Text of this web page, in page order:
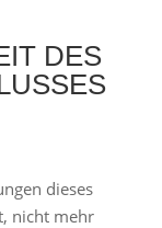
DES
dieses
nicht mehr